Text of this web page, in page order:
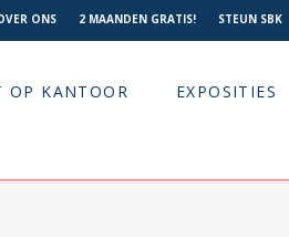
ONS 2 MAANDEN GRATIS! STEUN SBK
OP KANTOOR EXPOSITIES